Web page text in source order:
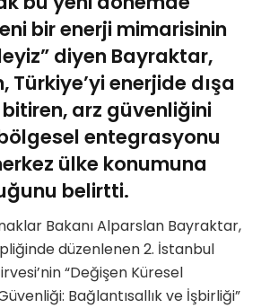
bir enerji mimarisinin
diyen Bayraktar,
Türkiye’yi enerjide dışa
bitiren, arz güvenliğini
entegrasyonu
ülke konumuna
belirtti.
Bakanı Alparslan Bayraktar,
düzenlenen 2. İstanbul
“Değişen Küresel
Bağlantısallık ve İşbirliği”